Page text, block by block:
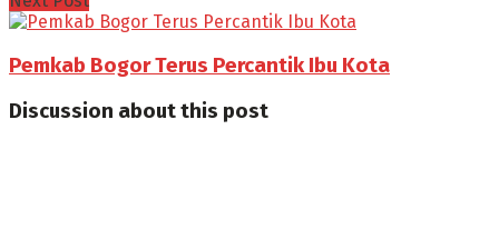
Pemkab Bogor Terus Percantik Ibu Kota
Discussion about this post